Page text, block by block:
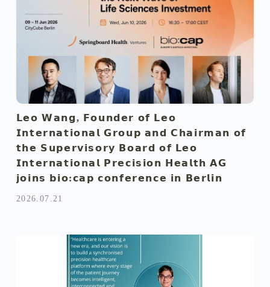
𝗟𝗲𝗼 𝗪𝗮𝗻𝗴, 𝗙𝗼𝘂𝗻𝗱𝗲𝗿 𝗼𝗳 𝗟𝗲𝗼
𝗜𝗻𝘁𝗲𝗿𝗻𝗮𝘁𝗶𝗼𝗻𝗮𝗹 𝗚𝗿𝗼𝘂𝗽 𝗮𝗻𝗱 𝗖𝗵𝗮𝗶𝗿𝗺𝗮𝗻 𝗼𝗳
𝘁𝗵𝗲 𝗦𝘂𝗽𝗲𝗿𝘃𝗶𝘀𝗼𝗿𝘆 𝗕𝗼𝗮𝗿𝗱 𝗼𝗳 𝗟𝗲𝗼
𝗜𝗻𝘁𝗲𝗿𝗻𝗮𝘁𝗶𝗼𝗻𝗮𝗹 𝗣𝗿𝗲𝗰𝗶𝘀𝗶𝗼𝗻 𝗛𝗲𝗮𝗹𝘁𝗵 𝗔𝗚
𝗷𝗼𝗶𝗻𝘀 𝗯𝗶𝗼:𝗰𝗮𝗽 𝗰𝗼𝗻𝗳𝗲𝗿𝗲𝗻𝗰𝗲 𝗶𝗻 𝗕𝗲𝗿𝗹𝗶𝗻
2026.07.21